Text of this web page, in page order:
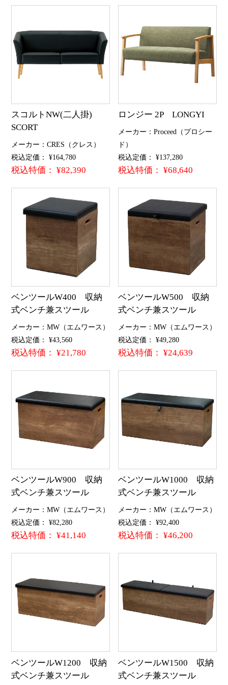
スコルトNW(二人掛)
SCORT
メーカー：CRES（クレス）
税込定価： ¥164,780
税込特価： ¥82,390
ロンジー 2P LONGYI
メーカー：Proceed（プロシー
ド）
税込定価： ¥137,280
税込特価： ¥68,640
ベンツールW400 収納
式ベンチ兼スツール
メーカー：MW（エムワース）
税込定価： ¥43,560
税込特価： ¥21,780
ベンツールW500 収納
式ベンチ兼スツール
メーカー：MW（エムワース）
税込定価： ¥49,280
税込特価： ¥24,639
ベンツールW900 収納
式ベンチ兼スツール
メーカー：MW（エムワース）
税込定価： ¥82,280
税込特価： ¥41,140
ベンツールW1000 収納
式ベンチ兼スツール
メーカー：MW（エムワース）
税込定価： ¥92,400
税込特価： ¥46,200
ベンツールW1200 収納
式ベンチ兼スツール
ベンツールW1500 収納
式ベンチ兼スツール